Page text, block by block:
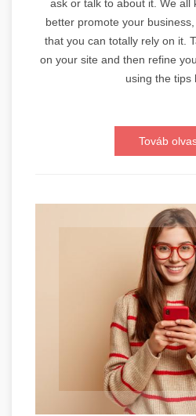
ask or talk to about it. We all
better promote your
that you can totally rely on it.
on your site and then refine
using the tips
Továb